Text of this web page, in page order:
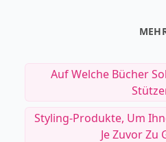
Auf Welche Bücher
Styling-Produkte, Um
Je Zuvor Zu